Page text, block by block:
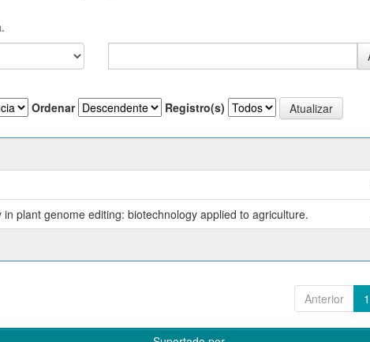
Ordenar Registro(s)
in plant genome editing: biotechnology applied to agriculture.
Anterior 1